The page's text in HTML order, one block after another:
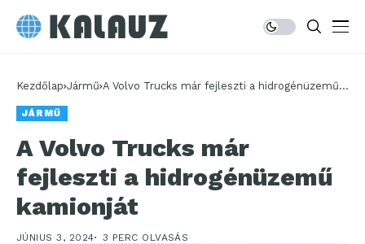
Kezdőlap Jármű A Volvo Trucks már fejleszti a hidrogénüzemű
JÁRMŰ
A Volvo Trucks már
fejleszti a hidrogénüzemű
kamionját
JÚNIUS 3, 2024 3 PERC OLVASÁS